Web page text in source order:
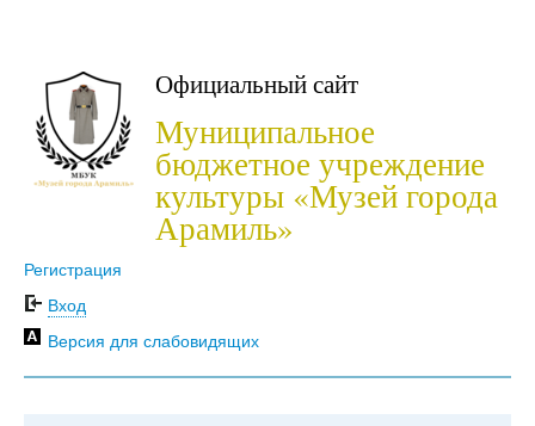
Официальный сайт
Муниципальное
бюджетное учреждение
культуры «Музей города
Арамиль»
Регистрация
Вход
Версия для слабовидящих